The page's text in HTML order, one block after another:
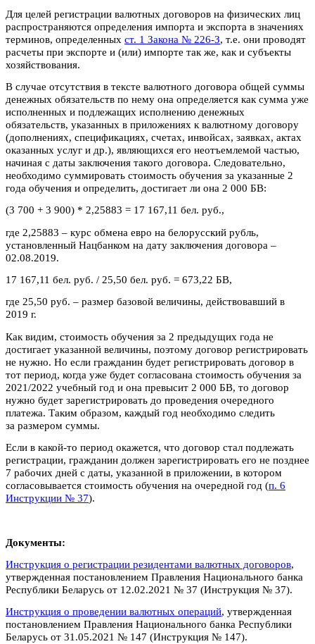
Для целей регистрации валютных договоров на физических лиц
распространяются определения импорта и экспорта в значениях
терминов, определенных ст. 1 Закона № 226-З, т.е. они проводят
расчеты при экспорте и (или) импорте так же, как и субъекты
хозяйствования.
В случае отсутствия в тексте валютного договора общей суммы
денежных обязательств по нему она определяется как сумма уже
исполненных и подлежащих исполнению денежных
обязательств, указанных в приложениях к валютному договору
(дополнениях, спецификациях, счетах, инвойсах, заявках, актах
оказанных услуг и др.), являющихся его неотъемлемой частью,
начиная с даты заключения такого договора. Следовательно,
необходимо суммировать стоимость обучения за указанные 2
года обучения и определить, достигает ли она 2 000 БВ:
(3 700 + 3 900) * 2,25883 = 17 167,11 бел. руб.,
где 2,25883 – курс обмена евро на белорусский рубль,
установленный Нацбанком на дату заключения договора –
02.08.2019.
17 167,11 бел. руб. / 25,50 бел. руб. = 673,22 БВ,
где 25,50 руб. – размер базовой величины, действовавший в
2019 г.
Как видим, стоимость обучения за 2 предыдущих года не
достигает указанной величины, поэтому договор регистрировать
не нужно. Но если гражданин будет регистрировать договор в
тот период, когда уже будет согласована стоимость обучения за
2021/2022 учебный год и она превысит 2 000 БВ, то договор
нужно будет зарегистрировать до проведения очередного
платежа. Таким образом, каждый год необходимо следить
за размером суммы.
Если в какой-то период окажется, что договор стал подлежать
регистрации, гражданин должен зарегистрировать его не позднее
7 рабочих дней с даты, указанной в приложении, в котором
согласовывается стоимость обучения на очередной год (п. 6
Инструкции № 37).
Документы:
Инструкция о регистрации резидентами валютных договоров,
утвержденная постановлением Правления Национального банка
Республики Беларусь от 12.02.2021 № 37 (Инструкция № 37).
Инструкция о проведении валютных операций, утвержденная
постановлением Правления Национального банка Республики
Беларусь от 31.05.2021 № 147 (Инструкция № 147).